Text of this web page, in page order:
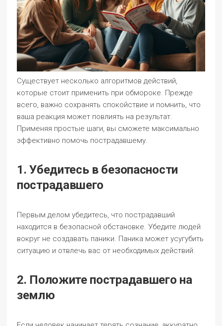
Существует несколько алгоритмов действий,
которые стоит применить при обмороке. Прежде
всего, важно сохранять спокойствие и помнить, что
ваша реакция может повлиять на результат.
Применяя простые шаги, вы сможете максимально
эффективно помочь пострадавшему.
1. Убедитесь в безопасности
пострадавшего
Первым делом убедитесь, что пострадавший
находится в безопасной обстановке. Убедите людей
вокруг не создавать паники. Паника может усугубить
ситуацию и отвлечь вас от необходимых действий.
2. Положите пострадавшего на
землю